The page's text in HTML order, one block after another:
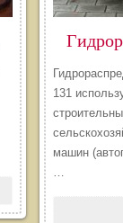
131
машин
…